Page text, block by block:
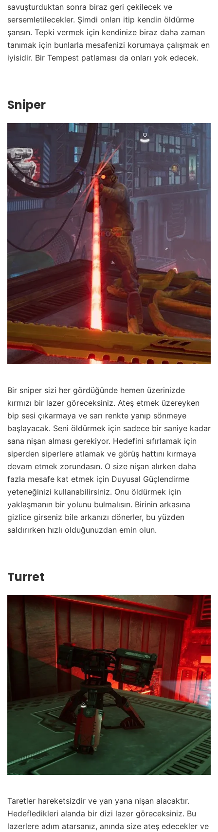
savuşturduktan sonra biraz geri çekilecek ve
sersemletilecekler. Şimdi onları itip kendin öldürme
şansın. Tepki vermek için kendinize biraz daha zaman
tanımak için bunlarla mesafenizi korumaya çalışmak en
iyisidir. Bir Tempest patlaması da onları yok edecek.
Sniper
Bir sniper sizi her gördüğünde hemen üzerinizde
kırmızı bir lazer göreceksiniz. Ateş etmek üzereyken
bip sesi çıkarmaya ve sarı renkte yanıp sönmeye
başlayacak. Seni öldürmek için sadece bir saniye kadar
sana nişan alması gerekiyor. Hedefini sıfırlamak için
siperden siperlere atlamak ve görüş hattını kırmaya
devam etmek zorundasın. O size nişan alırken daha
fazla mesafe kat etmek için Duyusal Güçlendirme
yeteneğinizi kullanabilirsiniz. Onu öldürmek için
yaklaşmanın bir yolunu bulmalısın. Birinin arkasına
gizlice girseniz bile arkanızı dönerler, bu yüzden
saldırırken hızlı olduğunuzdan emin olun.
Turret
Taretler hareketsizdir ve yan yana nişan alacaktır.
Hedefledikleri alanda bir dizi lazer göreceksiniz. Bu
lazerlere adım atarsanız, anında size ateş edecekler ve